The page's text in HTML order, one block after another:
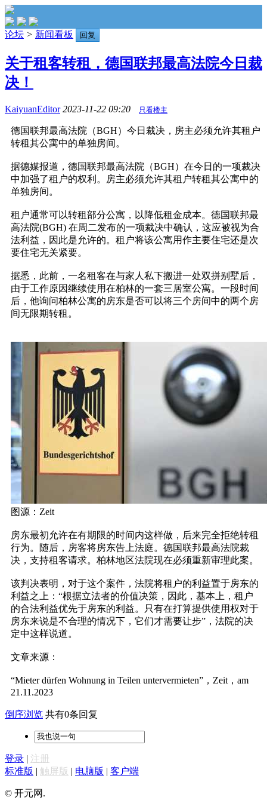
论坛 > 新闻看板 回复
关于租客转租，德国联邦最高法院今日裁
决！
KaiyuanEditor 2023-11-22 09:20 只看楼主
德国联邦最高法院（BGH）今日裁决，房主必须允许其租户
转租其公寓中的单独房间。
据德媒报道，德国联邦最高法院（BGH）在今日的一项裁决
中加强了租户的权利。房主必须允许其租户转租其公寓中的
单独房间。
租户通常可以转租部分公寓，以降低租金成本。德国联邦最
高法院(BGH) 在周二发布的一项裁决中确认，这应被视为合
法利益，因此是允许的。租户将该公寓用作主要住宅还是次
要住宅无关紧要。
据悉，此前，一名租客在与家人私下搬进一处双拼别墅后，
由于工作原因继续使用在柏林的一套三居室公寓。一段时间
后，他询问柏林公寓的房东是否可以将三个房间中的两个房
间无限期转租。
图源：Zeit
房东最初允许在有期限的时间内这样做，后来完全拒绝转租
行为。随后，房客将房东告上法庭。德国联邦最高法院裁
决，支持租客请求。柏林地区法院现在必须重新审理此案。
该判决表明，对于这个案件，法院将租户的利益置于房东的
利益之上：“根据立法者的价值决策，因此，基本上，租户
的合法利益优先于房东的利益。只有在打算提供使用权对于
房东来说是不合理的情况下，它们才需要让步”，法院的决
定中这样说道。
文章来源：
“Mieter dürfen Wohnung in Teilen untervermieten”，Zeit，am
21.11.2023
倒序浏览 共有0条回复
登录 | 注册
标准版 | 触屏版 | 电脑版 | 客户端
© 开元网.